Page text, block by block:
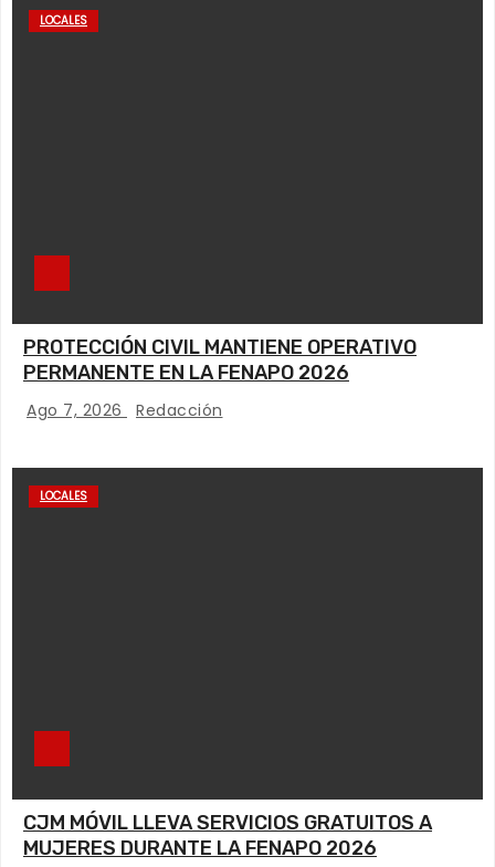
LOCALES
PROTECCIÓN CIVIL MANTIENE OPERATIVO
PERMANENTE EN LA FENAPO 2026
Ago 7, 2026 Redacción
LOCALES
CJM MÓVIL LLEVA SERVICIOS GRATUITOS A
MUJERES DURANTE LA FENAPO 2026